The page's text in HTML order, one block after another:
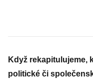
Když rekapitulujeme,
politické či